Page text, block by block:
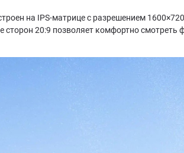
на IPS-матрице с разрешением
20:9 позволяет комфортно смотреть